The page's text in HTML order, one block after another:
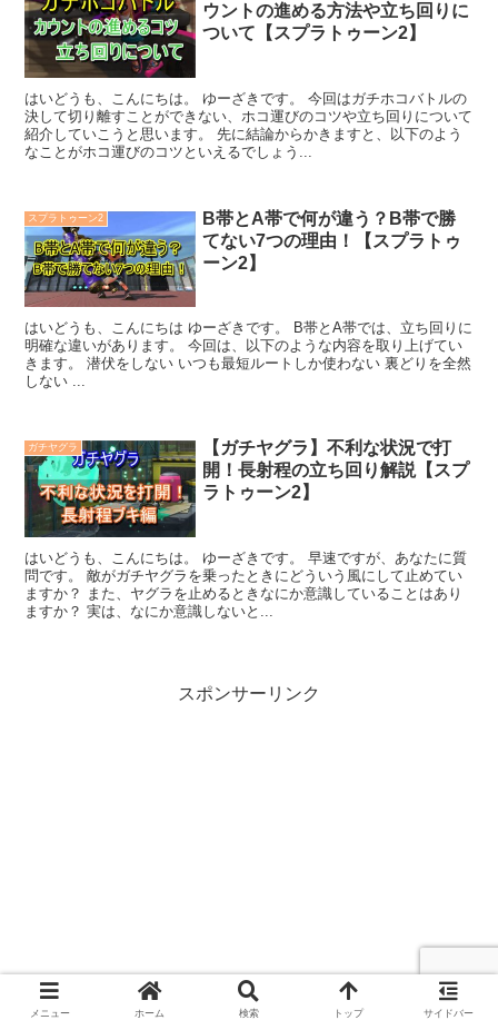
ウントの進める方法や立ち回りに
ついて【スプラトゥーン2】
はいどうも、こんにちは。 ゆーざきです。 今回はガチホコバトルの
決して切り離すことができない、ホコ運びのコツや立ち回りについて
紹介していこうと思います。 先に結論からかきますと、以下のよう
なことがホコ運びのコツといえるでしょう...
スプラトゥーン2
B帯とA帯で何が違う？B帯で勝
てない7つの理由！【スプラトゥ
ーン2】
はいどうも、こんにちは ゆーざきです。 B帯とA帯では、立ち回りに
明確な違いがあります。 今回は、以下のような内容を取り上げてい
きます。 潜伏をしない いつも最短ルートしか使わない 裏どりを全然
しない ...
ガチヤグラ
【ガチヤグラ】不利な状況で打
開！長射程の立ち回り解説【スプ
ラトゥーン2】
はいどうも、こんにちは。 ゆーざきです。 早速ですが、あなたに質
問です。 敵がガチヤグラを乗ったときにどういう風にして止めてい
ますか？ また、ヤグラを止めるときなにか意識していることはあり
ますか？ 実は、なにか意識しないと...
スポンサーリンク
メニュー ホーム 検索 トップ サイドバー